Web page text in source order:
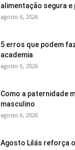
alimentação segura
agosto 6, 2026
5 erros que podem
academia
agosto 6, 2026
Como a paternidade
masculino
agosto 6, 2026
Agosto Lilás reforça